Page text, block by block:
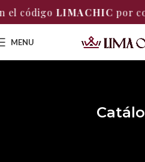
el códigoLIMACHICpor
MENU